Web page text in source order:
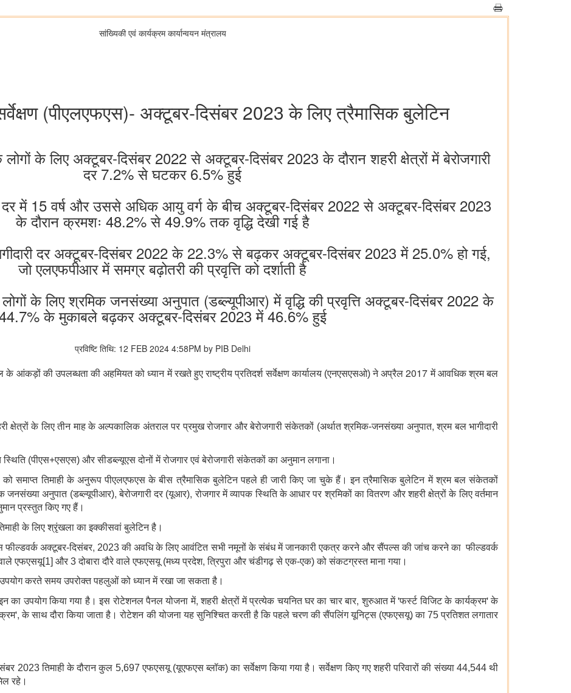
सांख्यिकी एवं कार्यक्रम कार्यान्‍वयन मंत्रालय
(पीएलएफएस)- अक्टूबर-दिसंबर 2023 के लिए त्रैमासिक बुलेटिन
के लिए अक्टूबर-दिसंबर 2022 से अक्टूबर-दिसंबर 2023 के दौरान शहरी क्षेत्रों में बेरोजगारी
दर 7.2% से घटकर 6.5% हुई
दर में 15 वर्ष और उससे अधिक आयु वर्ग के बीच अक्टूबर-दिसंबर 2022 से अक्टूबर-दिसंबर 2023
के दौरान क्रमशः 48.2% से 49.9% तक वृद्धि देखी गई है
दर अक्टूबर-दिसंबर 2022 के 22.3% से बढ़कर अक्टूबर-दिसंबर 2023 में 25.0% हो गई,
जो एलएफपीआर में समग्र बढ़ोतरी की प्रवृत्ति को दर्शाती है
के लिए श्रमिक जनसंख्या अनुपात (डब्ल्यूपीआर) में वृद्धि की प्रवृत्ति अक्टूबर-दिसंबर 2022 के
के मुकाबले बढ़कर अक्टूबर-दिसंबर 2023 में 46.6% हुई
प्रविष्टि तिथि: 12 FEB 2024 4:58PM by PIB Delhi
आंकड़ों की उपलब्धता की अहमियत को ध्‍यान में रखते हुए राष्ट्रीय प्रतिदर्श सर्वेक्षण कार्यालय (एनएसएसओ) ने अप्रैल2017 में आवधिक श्रम बल
क्षेत्रों के लिए तीन माह के अल्‍पकालिक अंतराल पर प्रमुख रोजगार और बेरोजगारी संकेतकों (अर्थात श्रमिक-जनसंख्या अनुपात,श्रम बल भागीदारी
स्थिति (पीएस+एसएस) और सीडब्‍ल्‍यूएस दोनों में रोजगार एवं बेरोजगारी संकेतकों का अनुमान लगाना।
को समाप्त तिमाही के अनुरूप पीएलएफएस के बीस त्रैमासिक बुलेटिन पहले ही जारी किए जा चुके हैं। इन त्रैमासिक बुलेटिन में श्रम बल संकेतकों
जनसंख्या अनुपात (डब्ल्यूपीआर),बेरोजगारी दर (यूआर),रोजगार में व्यापक स्थिति के आधार पर श्रमिकों का वितरण और शहरी क्षेत्रों के लिए वर्तमान
प्रस्तुत किए गए हैं।
के लिए श्रृंखला का इक्कीसवां बुलेटिन है।
फील्डवर्कअक्टूबर-दिसंबर,2023 की अवधि के लिए आवंटित सभी नमूनों के संबंध में जानकारी एकत्र करने और सैंपल्स की जांच करने का फील्डवर्क
एफएसयू[1] और 3 दोबारा दौरे वाले एफएसयू (मध्य प्रदेश,त्रिपुरा और चंडीगढ़ से एक-एक) को संकटग्रस्त माना गया।
करते समय उपरोक्त पहलुओं को ध्यान में रखा जा सकता है।
का उपयोग किया गया है। इस रोटेशनल पैनल योजना में,शहरी क्षेत्रों में प्रत्येक चयनित घर का चार बार,शुरुआत में'फर्स्ट विजिट के कार्यक्रम'के
',के साथ दौरा किया जाता है। रोटेशन की योजना यह सुनिश्चित करती है कि पहले चरण की सैंपलिंग यूनिट्स (एफएसयू) का 75 प्रतिशत लगातार
2023 तिमाही के दौरान कुल 5,697 एफएसयू (यूएफएस ब्लॉक) का सर्वेक्षण किया गया है। सर्वेक्षण किए गए शहरी परिवारों की संख्या 44,544 थी
रहे।